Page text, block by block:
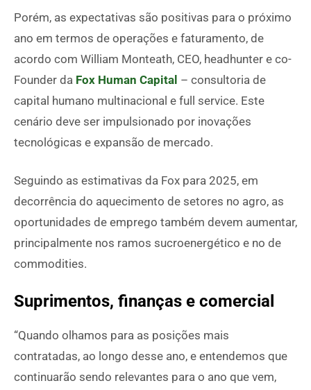
Porém, as expectativas são positivas para o próximo
ano em termos de operações e faturamento, de
acordo com William Monteath, CEO, headhunter e co-
Founder da Fox Human Capital – consultoria de
capital humano multinacional e full service. Este
cenário deve ser impulsionado por inovações
tecnológicas e expansão de mercado.
Seguindo as estimativas da Fox para 2025, em
decorrência do aquecimento de setores no agro, as
oportunidades de emprego também devem aumentar,
principalmente nos ramos sucroenergético e no de
commodities.
Suprimentos, finanças e comercial
“Quando olhamos para as posições mais
contratadas, ao longo desse ano, e entendemos que
continuarão sendo relevantes para o ano que vem,